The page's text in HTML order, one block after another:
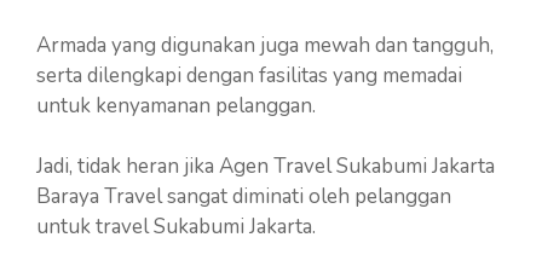
Armada yang digunakan juga mewah dan tangguh,
serta dilengkapi dengan fasilitas yang memadai
untuk kenyamanan pelanggan.
Jadi, tidak heran jika Agen Travel Sukabumi Jakarta
Baraya Travel sangat diminati oleh pelanggan
untuk travel Sukabumi Jakarta.